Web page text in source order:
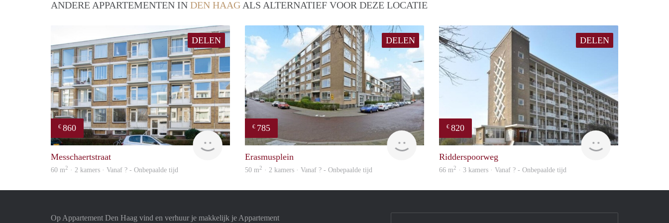
ANDERE APPARTEMENTEN IN DEN HAAG ALS ALTERNATIEF VOOR DEZE LOCATIE
DELEN
€ 860
Woning
Messchaertstraat
60 m2 · 2 kamers · Vanaf ? - Onbepaalde tijd
DELEN
€ 785
rent
Erasmusplein
50 m2 · 2 kamers · Vanaf ? - Onbepaalde tijd
DELEN
€ 820
rent
Ridderspoorweg
66 m2 · 3 kamers · Vanaf ? - Onbepaalde tijd
Op Appartement Den Haag vind en verhuur je makkelijk je Appartement